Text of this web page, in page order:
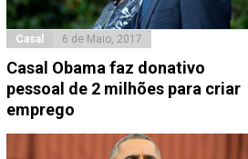
Casal 6 de Maio, 2017
Casal Obama faz donativo
pessoal de 2 milhões para criar
emprego